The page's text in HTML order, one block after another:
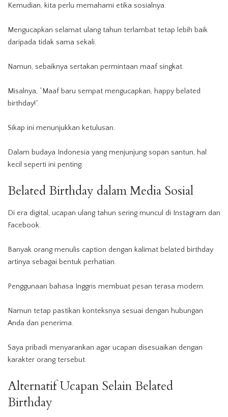
Kemudian, kita perlu memahami etika sosialnya.
Mengucapkan selamat ulang tahun terlambat tetap lebih baik
daripada tidak sama sekali.
Namun, sebaiknya sertakan permintaan maaf singkat.
Misalnya, “Maaf baru sempat mengucapkan, happy belated
birthday!”.
Sikap ini menunjukkan ketulusan.
Dalam budaya Indonesia yang menjunjung sopan santun, hal
kecil seperti ini penting.
Belated Birthday dalam Media Sosial
Di era digital, ucapan ulang tahun sering muncul di Instagram dan
Facebook.
Banyak orang menulis caption dengan kalimat belated birthday
artinya sebagai bentuk perhatian.
Penggunaan bahasa Inggris membuat pesan terasa modern.
Namun tetap pastikan konteksnya sesuai dengan hubungan
Anda dan penerima.
Saya pribadi menyarankan agar ucapan disesuaikan dengan
karakter orang tersebut.
Alternatif Ucapan Selain Belated
Birthday